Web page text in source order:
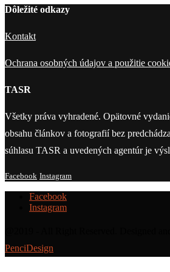
Dôležité odkazy
Kontakt
Ochrana osobných údajov a použitie
TASR
Všetky práva vyhradené. Opätovné
obsahu článkov a fotografií bez
súhlasu TASR a uvedených agentúr je
Facebook Instagram
Facebook
Instagram
PenciDesign